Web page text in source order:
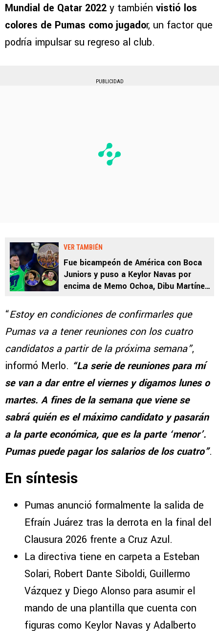
Mundial de Qatar 2022 y también vistió los
colores de Pumas como jugador, un factor que
podría impulsar su regreso al club.
PUBLICIDAD
VER TAMBIÉN
Fue bicampeón de América con Boca
Juniors y puso a Keylor Navas por
encima de Memo Ochoa, Dibu Martínez
“Estoy en condiciones de confirmarles que
Pumas va a tener reuniones con los cuatro
candidatos a partir de la próxima semana”,
informó Merlo. “La serie de reuniones para mí
se van a dar entre el viernes y digamos lunes o
martes. A fines de la semana que viene se
sabrá quién es el máximo candidato y pasarán
a la parte económica, que es la parte ‘menor’.
Pumas puede pagar los salarios de los cuatro”.
En síntesis
Pumas anunció formalmente la salida de
Efraín Juárez tras la derrota en la final del
Clausura 2026 frente a Cruz Azul.
La directiva tiene en carpeta a Esteban
Solari, Robert Dante Siboldi, Guillermo
Vázquez y Diego Alonso para asumir el
mando de una plantilla que cuenta con
figuras como Keylor Navas y Adalberto